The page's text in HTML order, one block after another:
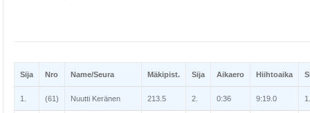
Sija Nro Name/Seura Mäkipist. Sija Aikaero Hiihtoaika
1. (61) Nuutti Keränen 213.5 2. 0:36 9:19.0 1.